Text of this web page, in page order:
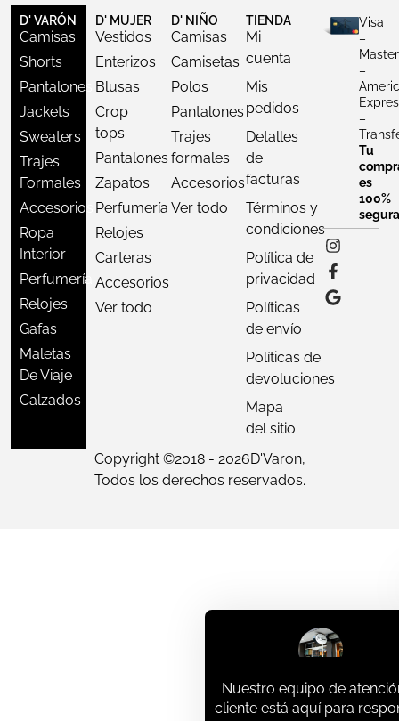
D' VARÓN
Camisas
Shorts
Pantalones
Jackets
Sweaters
Trajes
Formales
Accesorios
Ropa
Interior
Perfumería
Relojes
Gafas
Maletas
De Viaje
Calzados
D' MUJER
Vestidos
Enterizos
Blusas
Crop
tops
Pantalones
Zapatos
Perfumería
Relojes
Carteras
Accesorios
Ver todo
D' NIÑO
Camisas
Camisetas
Polos
Pantalones
Trajes
formales
Accesorios
Ver todo
TIENDA
Mi
cuenta
Mis
pedidos
Detalles
de
facturas
Términos y
condiciones
Política de
privacidad
Políticas
de envío
Políticas de
devoluciones
Mapa
del sitio
Visa
–
–
–
Tu
es
100%
segura
Copyright ©2018 - 2026D'Varon,
Todos los derechos reservados.
Nuestro equipo de
cliente está aquí para